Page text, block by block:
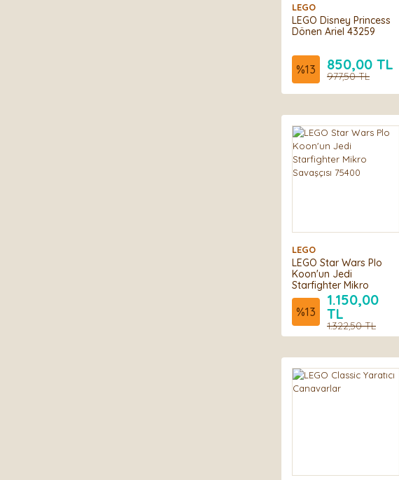
LEGO
LEGO Disney Princess
Dönen Ariel 43259
%13 850,00 TL
977,50 TL
LEGO
LEGO Star Wars Plo
Koon'un Jedi
Starfighter Mikro
Savaşçısı 75400
%13
1.150,00
TL
1.322,50 TL